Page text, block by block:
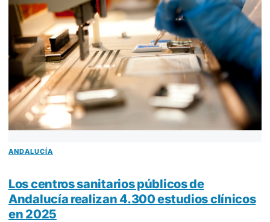
ANDALUCÍA
Los centros sanitarios públicos de
Andalucía realizan 4.300 estudios clínicos
en 2025